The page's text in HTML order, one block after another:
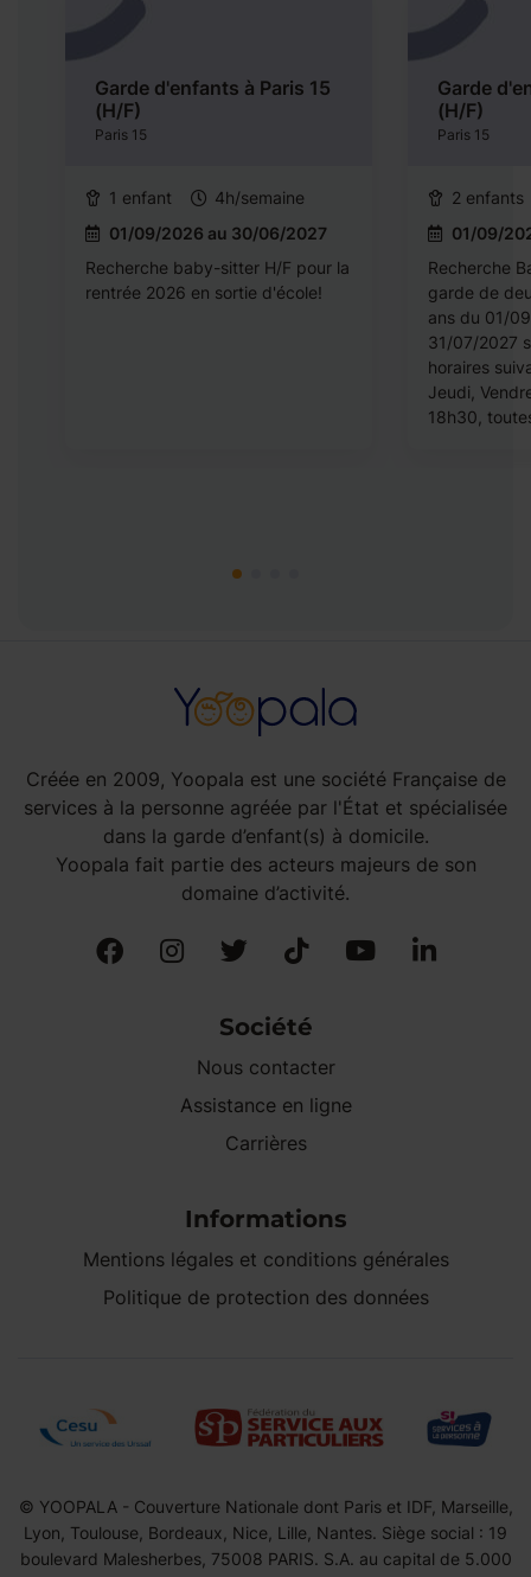
Garde d'enfants à Paris 15
(H/F)
Paris 15
1 enfant
4h/semaine
01/09/2026 au 30/06/2027
Recherche baby-sitter H/F pour la
rentrée 2026 en sortie d'école!
Garde
(H/F)
Paris 15
2 enfants
01/09/
Recherche
garde de
ans du 01/
31/07/2027
horaires
Jeudi,
18h30,
Créée en 2009, Yoopala est une société Française de
services à la personne agréée par l'État et spécialisée
dans la garde d’enfant(s) à domicile.
Yoopala fait partie des acteurs majeurs de son
domaine d’activité.
Société
Nous contacter
Assistance en ligne
Carrières
Informations
Mentions légales et conditions générales
Politique de protection des données
© YOOPALA - Couverture Nationale dont Paris et IDF, Marseille,
Lyon, Toulouse, Bordeaux, Nice, Lille, Nantes. Siège social : 19
boulevard Malesherbes, 75008 PARIS. S.A. au capital de 5.000